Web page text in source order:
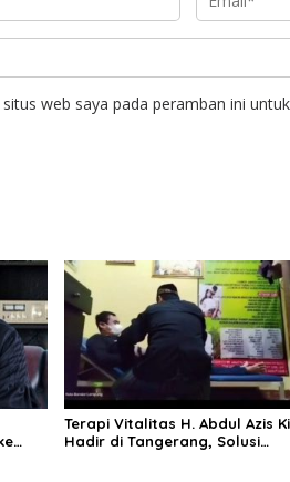
web saya pada peramban ini
Terapi Vitalitas H. Abdul Azis
Hadir di Tangerang, Solusi